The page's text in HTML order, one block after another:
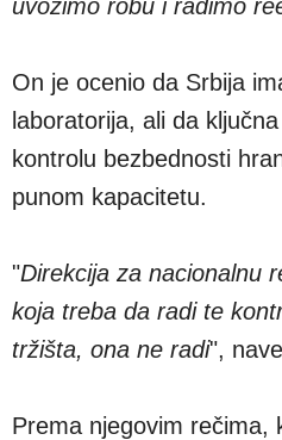
uvozimo robu i radimo
On je ocenio da Srbija
laboratorija, ali da
kontrolu bezbednosti
punom kapacitetu.
"Direkcija za nacionalnu
koja treba da radi te
tržišta, ona ne radi",
Prema njegovim rečima,